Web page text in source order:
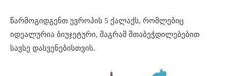
წარმოგიდგენთ ევროპის 5 ქალაქს, რომლებიც
იდეალურია ბიუჯეტური, მაგრამ შთაბეჭდილებებით
სავსე დასვენებისთვის.